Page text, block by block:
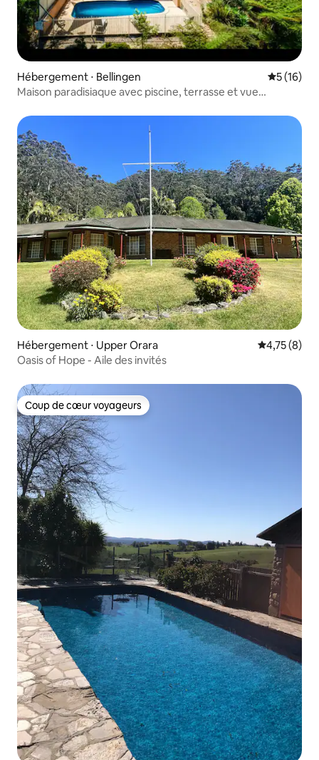
Hébergement ⋅ Bellingen
5 (16)
Maison paradisiaque avec piscine, terrasse et vue
Hébergement ⋅ Upper Orara Évaluation
4,75 (8)
Oasis of Hope - Aile des invités
Coup de cœur voyageurs
Coup de cœur voyageurs